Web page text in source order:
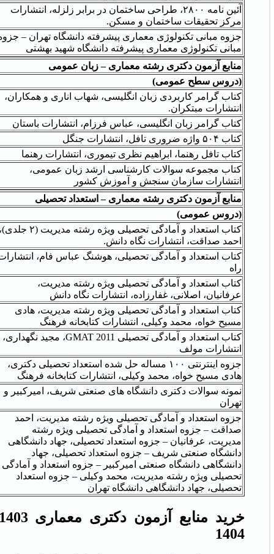
آئین نامه ۲۸۰۰، طراحی ساختمان در برابر زلزله، انتشارات
مرکز تحقیقات ساختمان و مسکن.
جزوه مبانی تکنولوژی معماری پیشرفته دانشگاه تهران –
مبانی تکنولوژی معماری پیشرفته دانشگاه شهید بهشتی
منابع آزمون دکتری رشته معماری – زبان عمومی
(دروس سطح عمومی)
کتاب گرامر کاربردی زبان انگلیسی، شهاب اناری و همکاران،
انتشارات مبتکران.
کتاب گرامر زبان انگلیسی، عباس فرزام، انتشارات باستان
کتاب ۵۰۴ واژه ضروری تافل، انتشارات جنگل
کتاب تافل رهنما، ابراهیم نظری تیموری، انتشارات رهنما
کتاب مجموعه سوالات کارشناسی ارشد زبان عمومی،
انتشارات سازمان سنجش و آموزش کشور
منابع آزمون دکتری رشته معماری – استعداد تحصیلی
(دروس عمومی)
کتاب استعداد و آمادگی تحصیلی ویژه رشته مدیریت (۲
احمد صداقت، انتشارات نگاه دانش.
کتاب استعداد و آمادگی تحصیلی، هوشنگ عباس فام،
راه
کتاب استعداد و آمادگی تحصیلی ویژه رشته مدیریت،
عرفانیان، اصلانی، غفارزاده، انتشارات نگاه دانش
کتاب استعداد و آمادگی تحصیلی ویژه رشته مدیریت، هادی
مسیح خواه، محمد وکیلی، انتشارات کتابخانه فرهنگ
کتاب استعداد و آمادگی تحصیلی GMAT 2011، مجید نگهداری،
انتشارات مولف
جزوه اینترنتی ۱۰۰ مساله حل شده استعداد تحصیلی دکتری،
هادی مسیح خواه، محمد وکیلی، انتشارات کتابخانه فرهنگ
نمونه سوالات دکتری دانشگاه های صنعتی شریف، امیرکبیر و
تهران
جزوه استعداد و آمادگی تحصیلی ویژه رشته مدیریت، احمد
صداقت – جزوه استعداد و آمادگی تحصیلی ویژه رشته
مدیریت، عرفانیان – جزوه استعداد تحصیلی، جهاد دانشگاهی
دانشگاه صنعتی شریف – جزوه استعداد تحصیلی، جهاد
دانشگاهی دانشگاه صنعتی امیرکبیر – جزوه استعداد و آمادگی
تحصیلی ویژه رشته مدیریت، محمد وکیلی – جزوه استعداد
تحصیلی، جهاد دانشگاهی دانشگاه تهران
1404